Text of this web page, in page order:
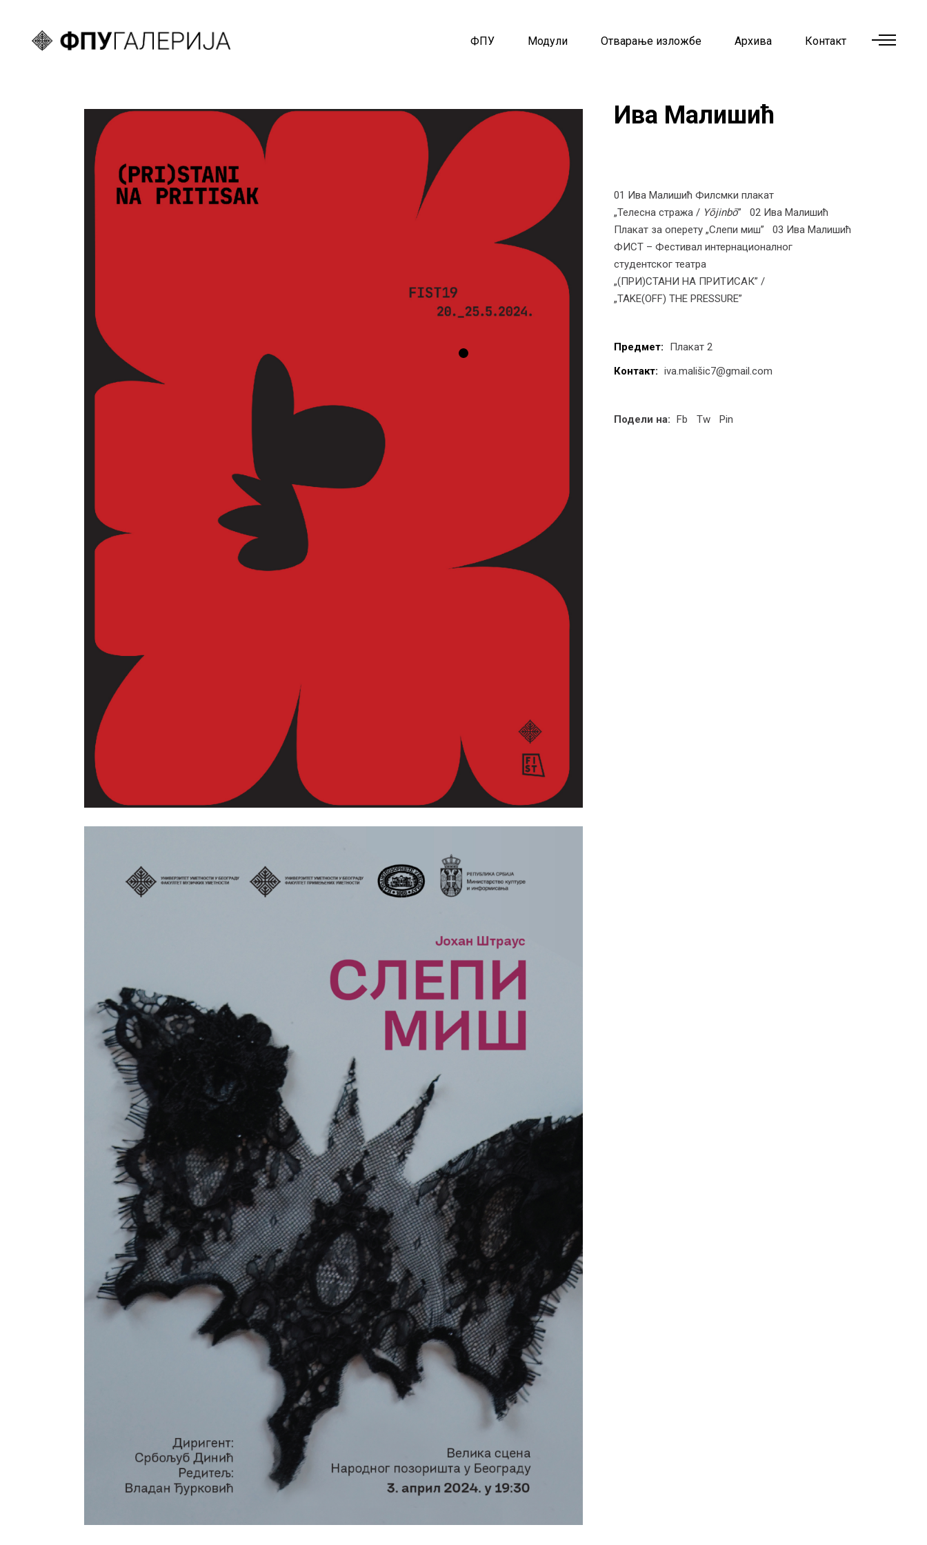
ФПУ Модули Отварање изложбе Архива Контакт
Ива Малишић
01 Ива Малишић Филсмки плакат
„Телесна стража / Yōjinbō”
02 Ива Малишић
Плакат за оперету „Слепи миш”
03 Ива Малишић
ФИСТ – Фестивал интернационалног
студентског театра
„(ПРИ)СТАНИ НА ПРИТИСАК” /
„TAKE(OFF) THE PRESSURE”
Предмет:
Плакат 2
Контакт: iva.mališic7@gmail.com
Подели на: Fb Tw Pin